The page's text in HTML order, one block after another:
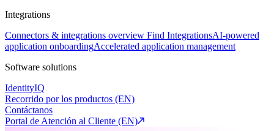
Integrations
Connectors & integrations overview Find IntegrationsAI-powered
application onboardingAccelerated application management
Software solutions
IdentityIQ
Recorrido por los productos (EN)
Contáctanos
Portal de Atención al Cliente (EN)